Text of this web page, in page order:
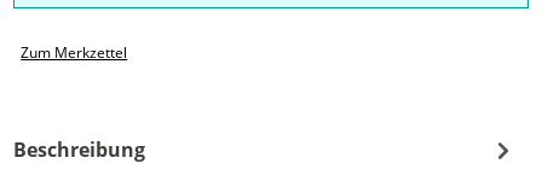
Zum Merkzettel
Beschreibung